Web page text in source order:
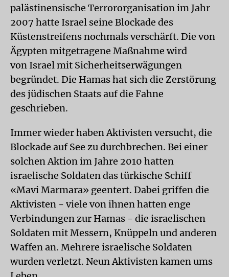
palästinensische Terrororganisation im Jahr
2007 hatte Israel seine Blockade des
Küstenstreifens nochmals verschärft. Die von
Ägypten mitgetragene Maßnahme wird
von Israel mit Sicherheitserwägungen
begründet. Die Hamas hat sich die Zerstörung
des jüdischen Staats auf die Fahne
geschrieben.
Immer wieder haben Aktivisten versucht, die
Blockade auf See zu durchbrechen. Bei einer
solchen Aktion im Jahre 2010 hatten
israelische Soldaten das türkische Schiff
«Mavi Marmara» geentert. Dabei griffen die
Aktivisten - viele von ihnen hatten enge
Verbindungen zur Hamas - die israelischen
Soldaten mit Messern, Knüppeln und anderen
Waffen an. Mehrere israelische Soldaten
wurden verletzt. Neun Aktivisten kamen ums